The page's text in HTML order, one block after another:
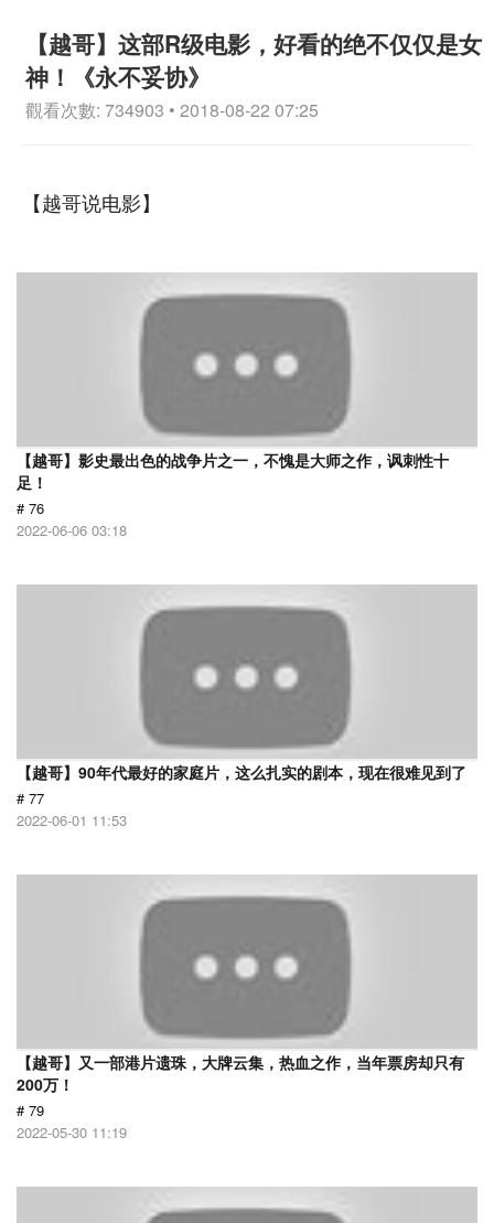
【越哥】这部R级电影，好看的绝不仅仅是女
神！《永不妥协》
觀看次數: 734903 • 2018-08-22 07:25
【越哥说电影】
【越哥】影史最出色的战争片之一，不愧是大师之作，讽刺性十
足！
# 76
2022-06-06 03:18
【越哥】90年代最好的家庭片，这么扎实的剧本，现在很难见到了
# 77
2022-06-01 11:53
【越哥】又一部港片遗珠，大牌云集，热血之作，当年票房却只有
200万！
# 79
2022-05-30 11:19